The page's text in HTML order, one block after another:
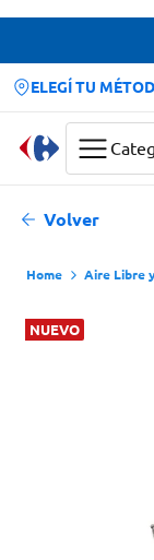
ELEGÍ TU
Volver
Aire Libre
NUEVO
Términos
Doves